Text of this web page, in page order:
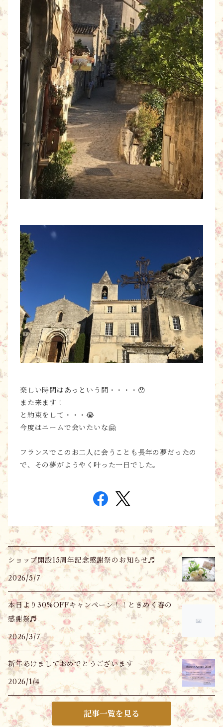
楽しい時間はあっという間・・・・😯
また来ます！
と約束をして・・・😭
今度はニームで会いたいな🤗
フランスでこのお二人に会うことも長年の夢だったの
で、その夢がようやく叶った一日でした。
ショップ開設15周年記念感謝祭のお知らせ♬
2026/5/7
本日より30%OFFキャンペーン！！ときめく春の
感謝祭♬
2026/3/7
新年あけましておめでとうございます
2026/1/4
記事一覧を見る